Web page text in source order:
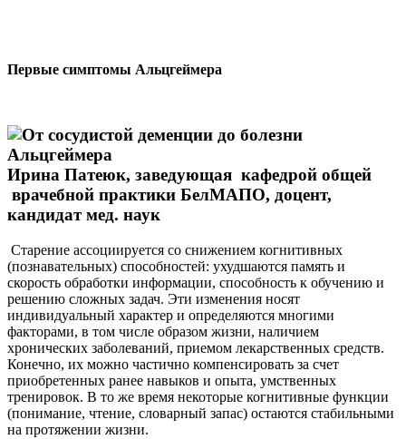
Первые симптомы Альцгеймера
Ирина Патеюк, заведующая кафедрой общей
врачебной практики БелМАПО, доцент,
кандидат мед. наук
Старение ассоциируется со снижением когнитивных
(познавательных) способностей: ухудшаются память и
скорость обработки информации, способность к обучению и
решению сложных задач. Эти изменения носят
индивидуальный характер и определяются многими
факторами, в том числе образом жизни, наличием
хронических заболеваний, приемом лекарственных средств.
Конечно, их можно частично компенсировать за счет
приобретенных ранее навыков и опыта, умственных
тренировок. В то же время некоторые когнитивные функции
(понимание, чтение, словарный запас) остаются стабильными
на протяжении жизни.